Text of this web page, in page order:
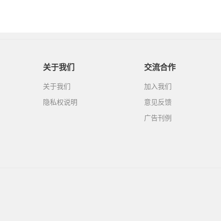
关于我们
关于我们
隐私权说明
交流合作
加入我们
意见反馈
广告刊例